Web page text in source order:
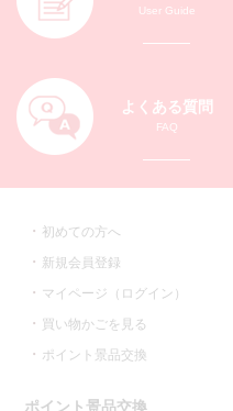
User Guide
よくある質問
FAQ
初めての方へ
新規会員登録
マイページ（ログイン）
買い物かごを見る
ポイント景品交換
ポイント景品交換